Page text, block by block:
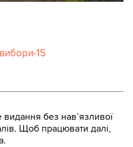
вибори-15
без навʼязливої
Щоб працювати далі,